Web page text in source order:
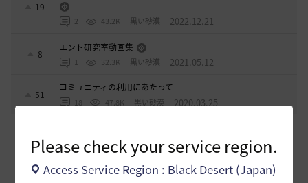
Please check your service region.
Access Service Region : Black Desert (Japan)
19
2 43.2K 黒い砂漠 2022.12.21
8
エント研究室動画集
1 32.3K 黒い砂漠 2021.05.12
51
コミュニティの利用にあたって
18 47.8K 黒い砂漠 2020.03.25
0
楽しくゲームライフ！
0 1 swordEX 3 分前
ギルド アルストロメリア メンバー募集です